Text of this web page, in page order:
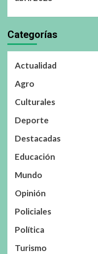
Categorías
Actualidad
Agro
Culturales
Deporte
Destacadas
Educación
Mundo
Opinión
Policiales
Política
Turismo